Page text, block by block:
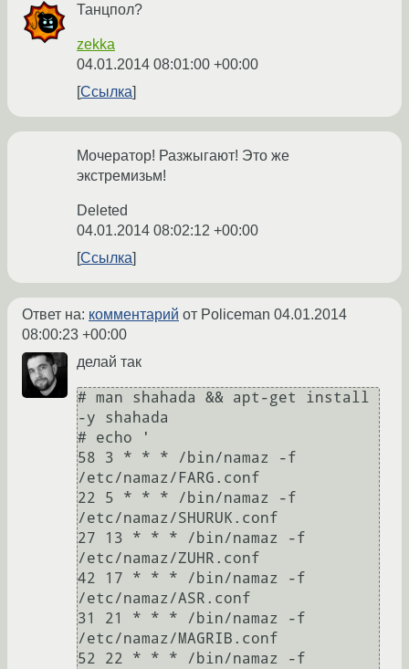
Танцпол?
zekka
04.01.2014 08:01:00 +00:00
Ссылка
Мочератор! Разжыгают! Это же
экстремизьм!
Deleted
04.01.2014 08:02:12 +00:00
Ссылка
Ответ на: комментарий от Policeman 04.01.2014
08:00:23 +00:00
делай так
# man shahada && apt-get install
-y shahada
# echo '
58 3 * * * /bin/namaz -f
/etc/namaz/FARG.conf
22 5 * * * /bin/namaz -f
/etc/namaz/SHURUK.conf
27 13 * * * /bin/namaz -f
/etc/namaz/ZUHR.conf
42 17 * * * /bin/namaz -f
/etc/namaz/ASR.conf
31 21 * * * /bin/namaz -f
/etc/namaz/MAGRIB.conf
52 22 * * * /bin/namaz -f